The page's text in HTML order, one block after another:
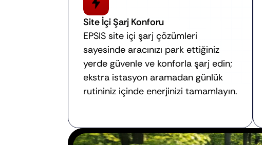
Site İçi Şarj Konforu
EPSIS site içi şarj çözümleri
sayesinde aracınızı park ettiğiniz
yerde güvenle ve konforla şarj edin;
ekstra istasyon aramadan günlük
rutininiz içinde enerjinizi tamamlayın.